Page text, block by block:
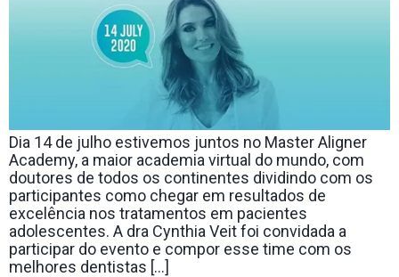
Dia 14 de julho estivemos juntos no Master Aligner
Academy, a maior academia virtual do mundo, com
doutores de todos os continentes dividindo com os
participantes como chegar em resultados de
excelência nos tratamentos em pacientes
adolescentes. A dra Cynthia Veit foi convidada a
participar do evento e compor esse time com os
melhores dentistas […]